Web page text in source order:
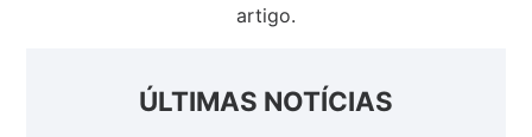
artigo.
ÚLTIMAS NOTÍCIAS